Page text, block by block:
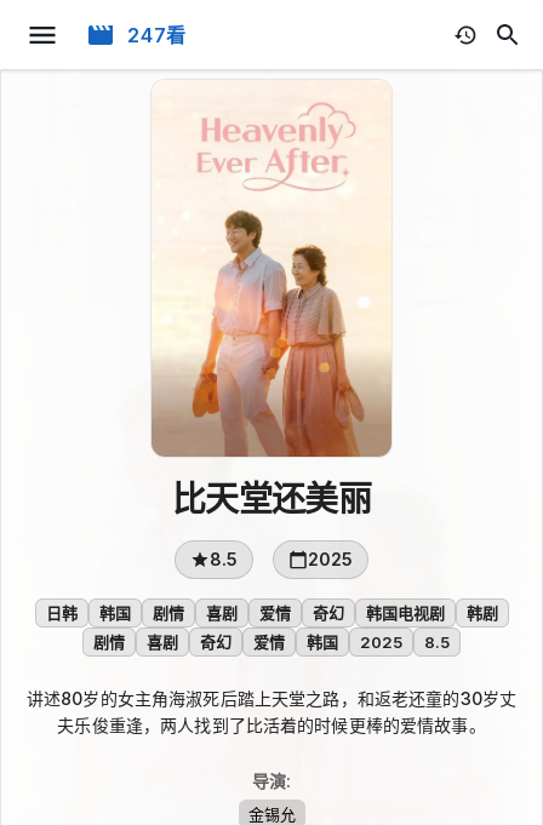
247看
比天堂还美丽
8.5 2025
日韩 韩国 剧情 喜剧 爱情 奇幻 韩国电视剧
韩剧
剧情
喜剧 奇幻 爱情 韩国 2025 8.5
讲述80岁的女主角海淑死后踏上天堂之路，和返老还童的30岁丈
夫乐俊重逢，两人找到了比活着的时候更棒的爱情故事。
导演:
金锡允